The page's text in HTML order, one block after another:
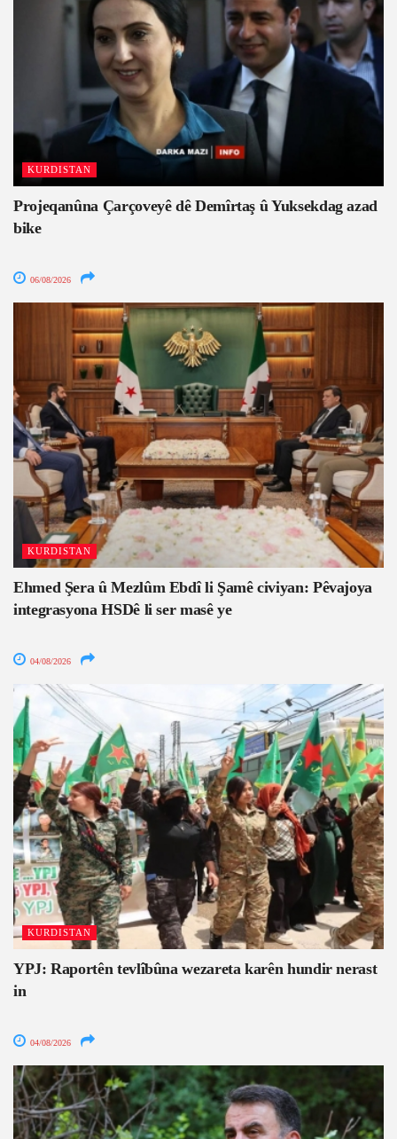
KURDISTAN
Projeqanûna Çarçoveyê dê Demîrtaş û Yuksekdag azad
bike
06/08/2026
KURDISTAN
Ehmed Şera û Mezlûm Ebdî li Şamê civiyan: Pêvajoya
integrasyona HSDê li ser masê ye
04/08/2026
KURDISTAN
YPJ: Raportên tevlîbûna wezareta karên hundir nerast
in
04/08/2026